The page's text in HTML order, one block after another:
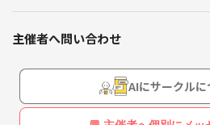
読書サークルは読書会YUZURIHAをご利
皆さんがやってみたい趣味ありましたら、
ご意見等もお待ちしています☺️✨
また主催者の趣味でcafe会も開催中。
同じくイベントやりたい方いましたら、
主催者へ問い合わせ
AIにサークルに